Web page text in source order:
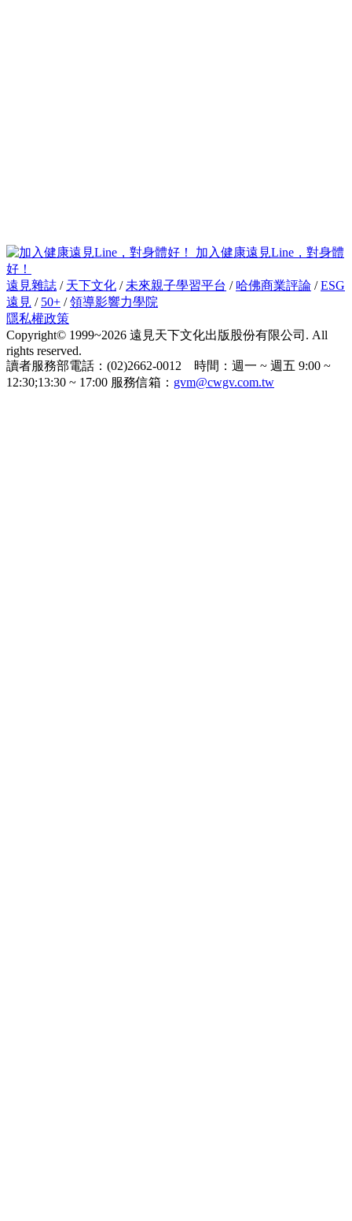
加入健康遠見Line，對身體
好！
遠見雜誌 / 天下文化 / 未來親子學習平台 / 哈佛商業評論 /ESG
遠見 / 50+ /領導影響力學院
隱私權政策
Copyright© 1999~2026 遠見天下文化出版股份有限公司. All
rights reserved.
讀者服務部電話：(02)2662-0012 時間：週一 ~ 週五 9:00 ~
12:30;13:30 ~ 17:00 服務信箱： gvm@cwgv.com.tw